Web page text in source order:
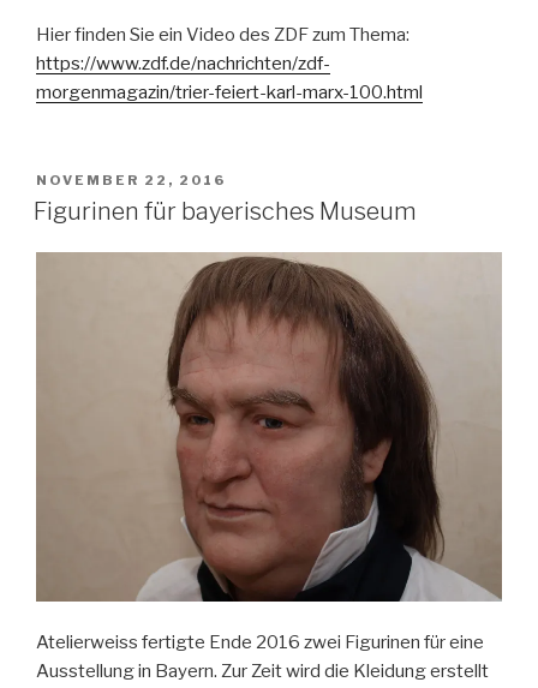
Hier finden Sie ein Video des ZDF zum Thema:
https://www.zdf.de/nachrichten/zdf-
morgenmagazin/trier-feiert-karl-marx-100.html
VERÖFFENTLICHT
AM
NOVEMBER 22, 2016
Figurinen für bayerisches Museum
Atelierweiss fertigte Ende 2016 zwei Figurinen für eine
Ausstellung in Bayern. Zur Zeit wird die Kleidung erstellt